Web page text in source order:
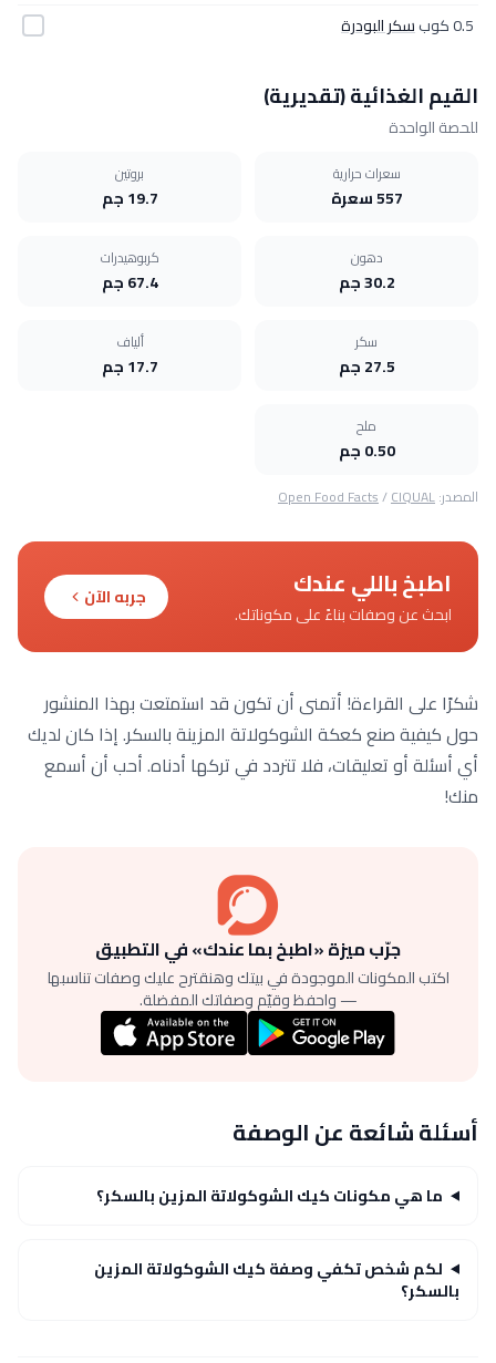
0.5 كوب
سكر البودرة
القيم الغذائية (تقديرية)
للحصة الواحدة
سعرات حرارية
557 سعرة
بروتين
19.7 جم
دهون
30.2 جم
كربوهيدرات
67.4 جم
سكر
27.5 جم
ألياف
17.7 جم
ملح
0.50 جم
المصدر: Open Food Facts/CIQUAL
اطبخ باللي عندك
ابحث عن وصفات بناءً على مكوناتك.
جربه الآن
شكرًا على القراءة! أتمنى أن تكون قد استمتعت بهذا المنشور
حول كيفية صنع كعكة الشوكولاتة المزينة بالسكر. إذا كان لديك
أي أسئلة أو تعليقات، فلا تتردد في تركها أدناه. أحب أن أسمع
منك!
جرّب ميزة «اطبخ بما عندك» في التطبيق
اكتب المكونات الموجودة في بيتك وهنقترح عليك وصفات تناسبها
— واحفظ وقيّم وصفاتك المفضلة.
أسئلة شائعة عن الوصفة
ما هي مكونات كيك الشوكولاتة المزين بالسكر؟
لكم شخص تكفي وصفة كيك الشوكولاتة المزين
بالسكر؟